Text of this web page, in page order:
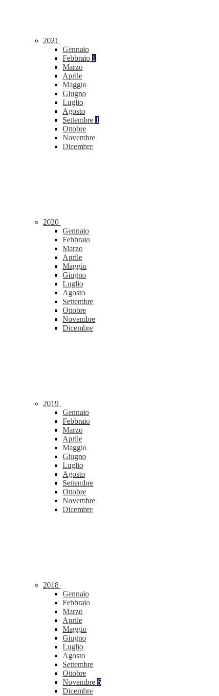
2021
Gennaio
Febbraio 1
Marzo
Aprile
Maggio
Giugno
Luglio
Agosto
Settembre 1
Ottobre
Novembre
Dicembre
2020
Gennaio
Febbraio
Marzo
Aprile
Maggio
Giugno
Luglio
Agosto
Settembre
Ottobre
Novembre
Dicembre
2019
Gennaio
Febbraio
Marzo
Aprile
Maggio
Giugno
Luglio
Agosto
Settembre
Ottobre
Novembre
Dicembre
2018
Gennaio
Febbraio
Marzo
Aprile
Maggio
Giugno
Luglio
Agosto
Settembre
Ottobre
Novembre 6
Dicembre